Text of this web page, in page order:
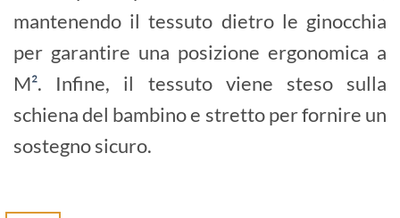
mantenendo il tessuto dietro le ginocchia
per garantire una posizione ergonomica a
M². Infine, il tessuto viene steso sulla
schiena del bambino e stretto per fornire un
sostegno sicuro.